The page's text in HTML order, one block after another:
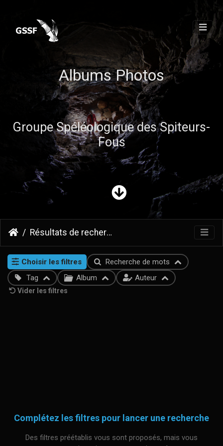
Albums Photos
Groupe Spéléologique des Spiteurs-
Fous
Résultats de recherche
Choisir les filtres
Recherche de mots
Tag
Album Auteur
Vider les filtres
Complétez les filtres pour lancer une recherche
Des filtres préétablis vous sont proposés, mais vous